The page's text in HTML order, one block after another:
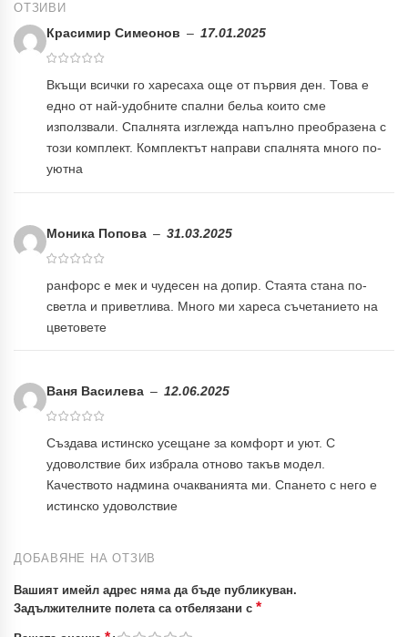
ОТЗИВИ
Красимир Симеонов – 17.01.2025
Вкъщи всички го харесаха още от първия ден. Това е
едно от най-удобните спални бельа които сме
използвали. Спалнята изглежда напълно преобразена с
този комплект. Комплектът направи спалнята много по-
уютна
Моника Попова – 31.03.2025
ранфорс е мек и чудесен на допир. Стаята стана по-
светла и приветлива. Много ми хареса съчетанието на
цветовете
Ваня Василева – 12.06.2025
Създава истинско усещане за комфорт и уют. С
удоволствие бих избрала отново такъв модел.
Качеството надмина очакванията ми. Спането с него е
истинско удоволствие
ДОБАВЯНЕ НА ОТЗИВ
Вашият имейл адрес няма да бъде публикуван.
Задължителните полета са отбелязани с *